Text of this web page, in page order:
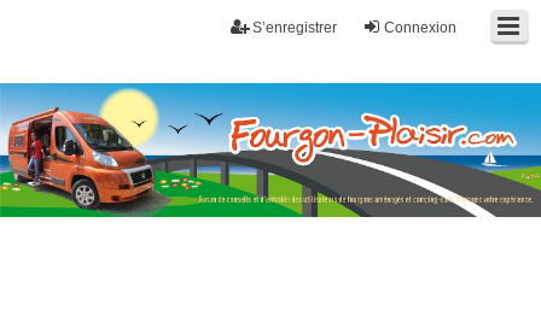
Connexion
S’enregistrer
Fourgon-plaisir.com
Forum de conseils et d'entraide des utilisateurs de fourgons, fourgons
aménagés, vans et de camping-car. Partagez votre expérience.